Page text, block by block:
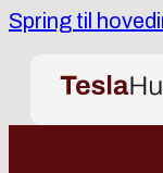
Spring til